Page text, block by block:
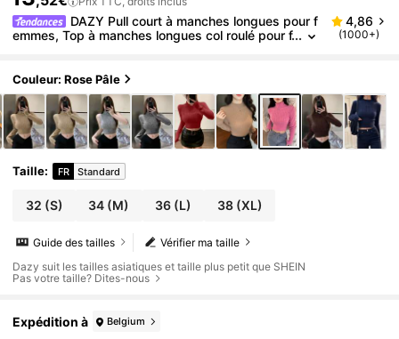
DAZY Pull court à manches longues pour f
emmes, Top à manches longues col roulé pour f
4,86
(1000+)
Couleur: Rose Pâle
Taille: FR Standard
32 (S) 34 (M) 36(L) 38(XL)
Vérifier ma taille
Guide des tailles
Dazy suit les tailles asiatiques et taille plus petit que SHEIN
Pas votre taille? Dites-nous
Expédition à Belgium